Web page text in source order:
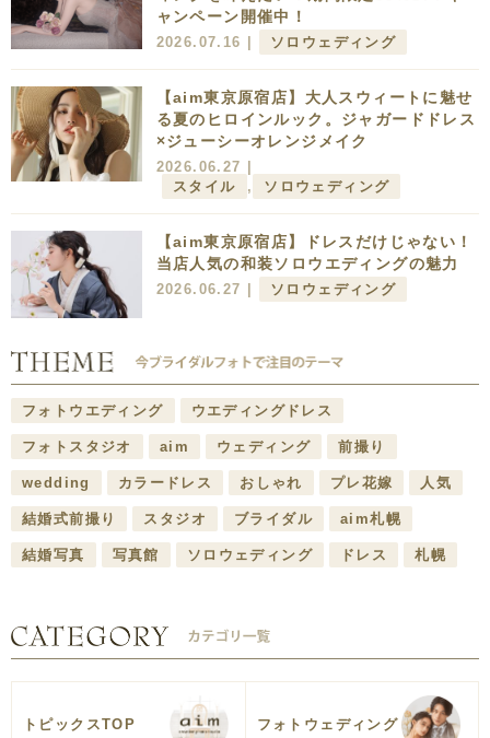
ャンペーン開催中！
2026.07.16 | ソロウェディング
【aim東京原宿店】大人スウィートに魅せ
る夏のヒロインルック。ジャガードドレス
×ジューシーオレンジメイク
2026.06.27 |
スタイル
, ソロウェディング
【aim東京原宿店】ドレスだけじゃない！
当店人気の和装ソロウエディングの魅力
2026.06.27 | ソロウェディング
フォトウエディング ウエディングドレス
フォトスタジオ aim ウェディング 前撮り
wedding カラードレス おしゃれ プレ花嫁 人気
結婚式前撮り スタジオ ブライダル aim札幌
結婚写真 写真館 ソロウェディング ドレス 札幌
トピックスTOP フォトウェディング